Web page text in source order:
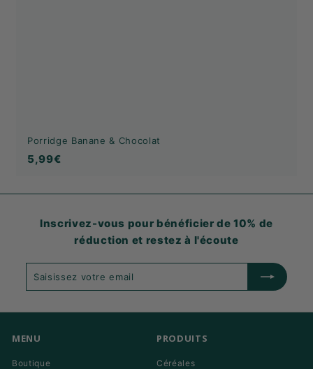
Porridge Banane & Chocolat
5,99€5,99€
Inscrivez-vous pour bénéficier de 10% de
réduction et restez à l'écoute
MENU
Boutique
PRODUITS
Céréales